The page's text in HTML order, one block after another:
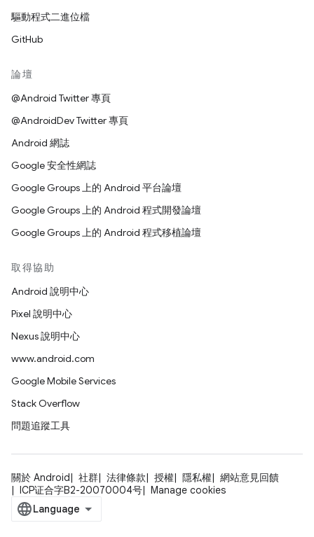
驅動程式二進位檔
GitHub
論壇
@Android Twitter 專頁
@AndroidDev Twitter 專頁
Android 網誌
Google 安全性網誌
Google Groups 上的 Android 平台論壇
Google Groups 上的 Android 程式開發論壇
Google Groups 上的 Android 程式移植論壇
取得協助
Android 說明中心
Pixel 說明中心
Nexus 說明中心
www.android.com
Google Mobile Services
Stack Overflow
問題追蹤工具
關於 Android 社群 法律條款 授權 隱私權
網站意見回饋
ICP证合字B2-20070004号
Manage cookies